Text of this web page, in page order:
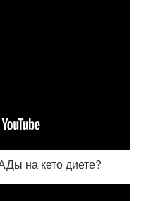
на кето диете?